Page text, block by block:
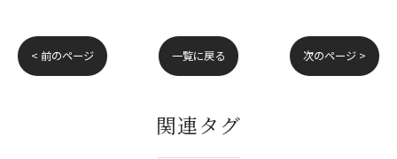
< 前のページ 一覧に戻る 次のページ >
関連タグ